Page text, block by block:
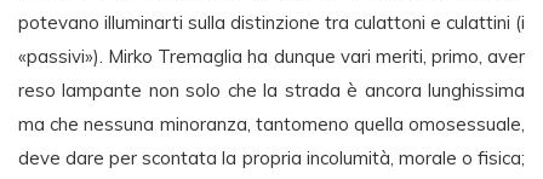
potevano illuminarti sulla distinzione tra culattoni e culattini (i
«passivi»). Mirko Tremaglia ha dunque vari meriti, primo, aver
reso lampante non solo che la strada è ancora lunghissima
ma che nessuna minoranza, tantomeno quella omosessuale,
deve dare per scontata la propria incolumità, morale o fisica;